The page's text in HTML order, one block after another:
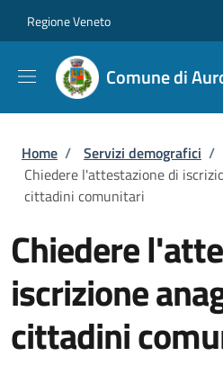
Regione Veneto
Comune di
Briciole di pane
Home / Servizi demografici /
Chiedere l'attestazione di
cittadini comunitari
Chiedere
iscrizione
cittadini